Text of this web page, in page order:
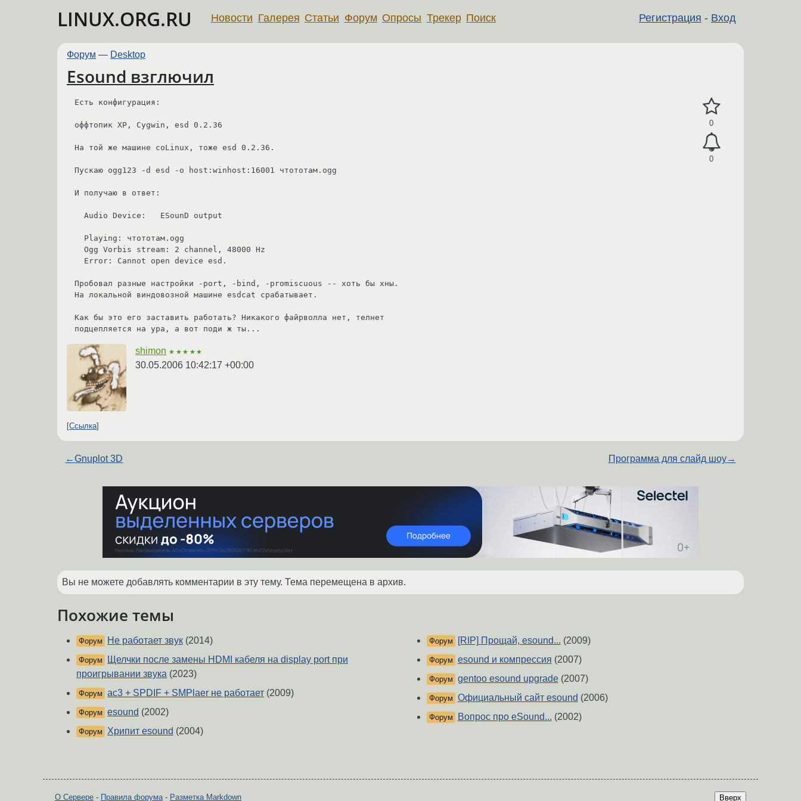
LINUX.ORG.RU Регистрация - Вход
Новости Галерея Статьи Форум Опросы Трекер Поиск
Форум — Desktop
Esound взглючил
0
0
Есть конфигурация:
оффтопик XP, Cygwin, esd 0.2.36
На той же машине coLinux, тоже esd 0.2.36.
Пускаю ogg123 -d esd -o host:winhost:16001 чтототам.ogg
И получаю в ответ:
Пробовал разные настройки -port, -bind, -promiscuous -- хоть бы хны.
На локальной виндовозной машине esdcat срабатывает.
Как бы это его заставить работать? Никакого файрволла нет, телнет
подцепляется на ура, а вот поди ж ты...
shimon ★★★★★
30.05.2006 10:42:17 +00:00
Ссылка
←Gnuplot 3D Программа для слайд шоу→
Вы не можете добавлять комментарии в эту тему. Тема перемещена в архив.
Похожие темы
Форум Не работает звук (2014)
Форум
Щелчки после замены HDMI кабеля на display port при
проигрывании звука (2023)
Форум ac3 + SPDIF + SMPlaer не работает (2009)
Форум esound (2002)
Форум Хрипит esound (2004)
Форум [RIP] Прощай, esound... (2009)
Форум esound и компрессия (2007)
Форум gentoo esound upgrade(2007)
Форум Официальный сайт esound (2006)
Форум Вопрос про eSound... (2002)
Вверх
О Сервере - Правила форума- Разметка Markdown